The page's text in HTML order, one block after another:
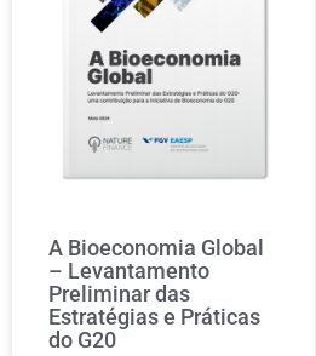
A Bioeconomia Global
– Levantamento
Preliminar das
Estratégias e Práticas
do G20